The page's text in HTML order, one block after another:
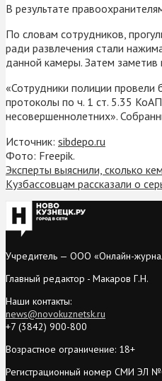
В результате
По словам сотрудников,
ради развлечения стали
данной камеры. Затем
«Сотрудники полиции
протоколы по ч. 1 ст. 5.35
несовершеннолетних».
Источник: sibdepo.ru
Фото: Freepik.
Эксперты выяснили, сколько
Кузбассовцам рассказали о
Учредитель — ООО «Онлайн-
Главный редактор - Макаров Г.Н.
Наши контакты:
news@novokuznetsk.ru
+7 (3842) 900-800
Возрастное ограничение: 18+
Регистрационный номер СМИ ЭЛ